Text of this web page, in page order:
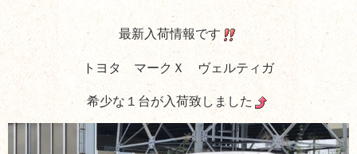
最新入荷情報です
トヨタ マークＸ ヴェルティガ
希少な１台が入荷致しました